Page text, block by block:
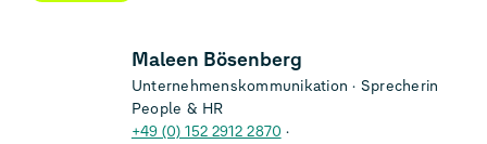
Maleen Bösenberg
Unternehmenskommunikation Sprecherin
People & HR
+49 (0) 152 2912 2870